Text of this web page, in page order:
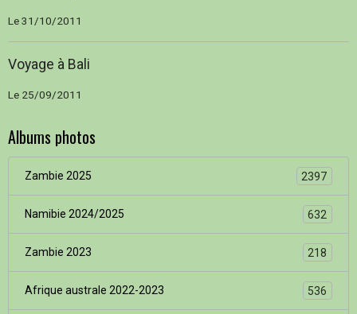
Le 31/10/2011
Voyage à Bali
Le 25/09/2011
Albums photos
Zambie 2025 2397
Namibie 2024/2025 632
Zambie 2023 218
Afrique australe 2022-2023 536